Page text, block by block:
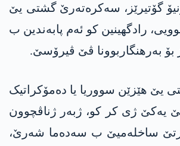
گۆتیرێز، سەکرەتەرێ گشتی یێ
رادگهینین کو ئەم پابەندین ب
بۆ بەرهنگاربوونا ڤێ ڤیرۆسێ.
یێ هێزێن سووریا یا دەمۆکراتیک
یەکێ ژی کر کو، ژبەر ژناڤچوون
ساخلەمیێ ب سەدەما شەرێ،